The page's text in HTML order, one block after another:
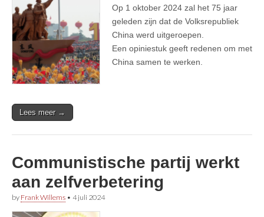
Op 1 oktober 2024 zal het 75 jaar
geleden zijn dat de Volksrepubliek
China werd uitgeroepen.
Een opiniestuk geeft redenen om met
China samen te werken.
Lees meer →
Communistische partij werkt
aan zelfverbetering
by Frank Willems • 4 juli 2024